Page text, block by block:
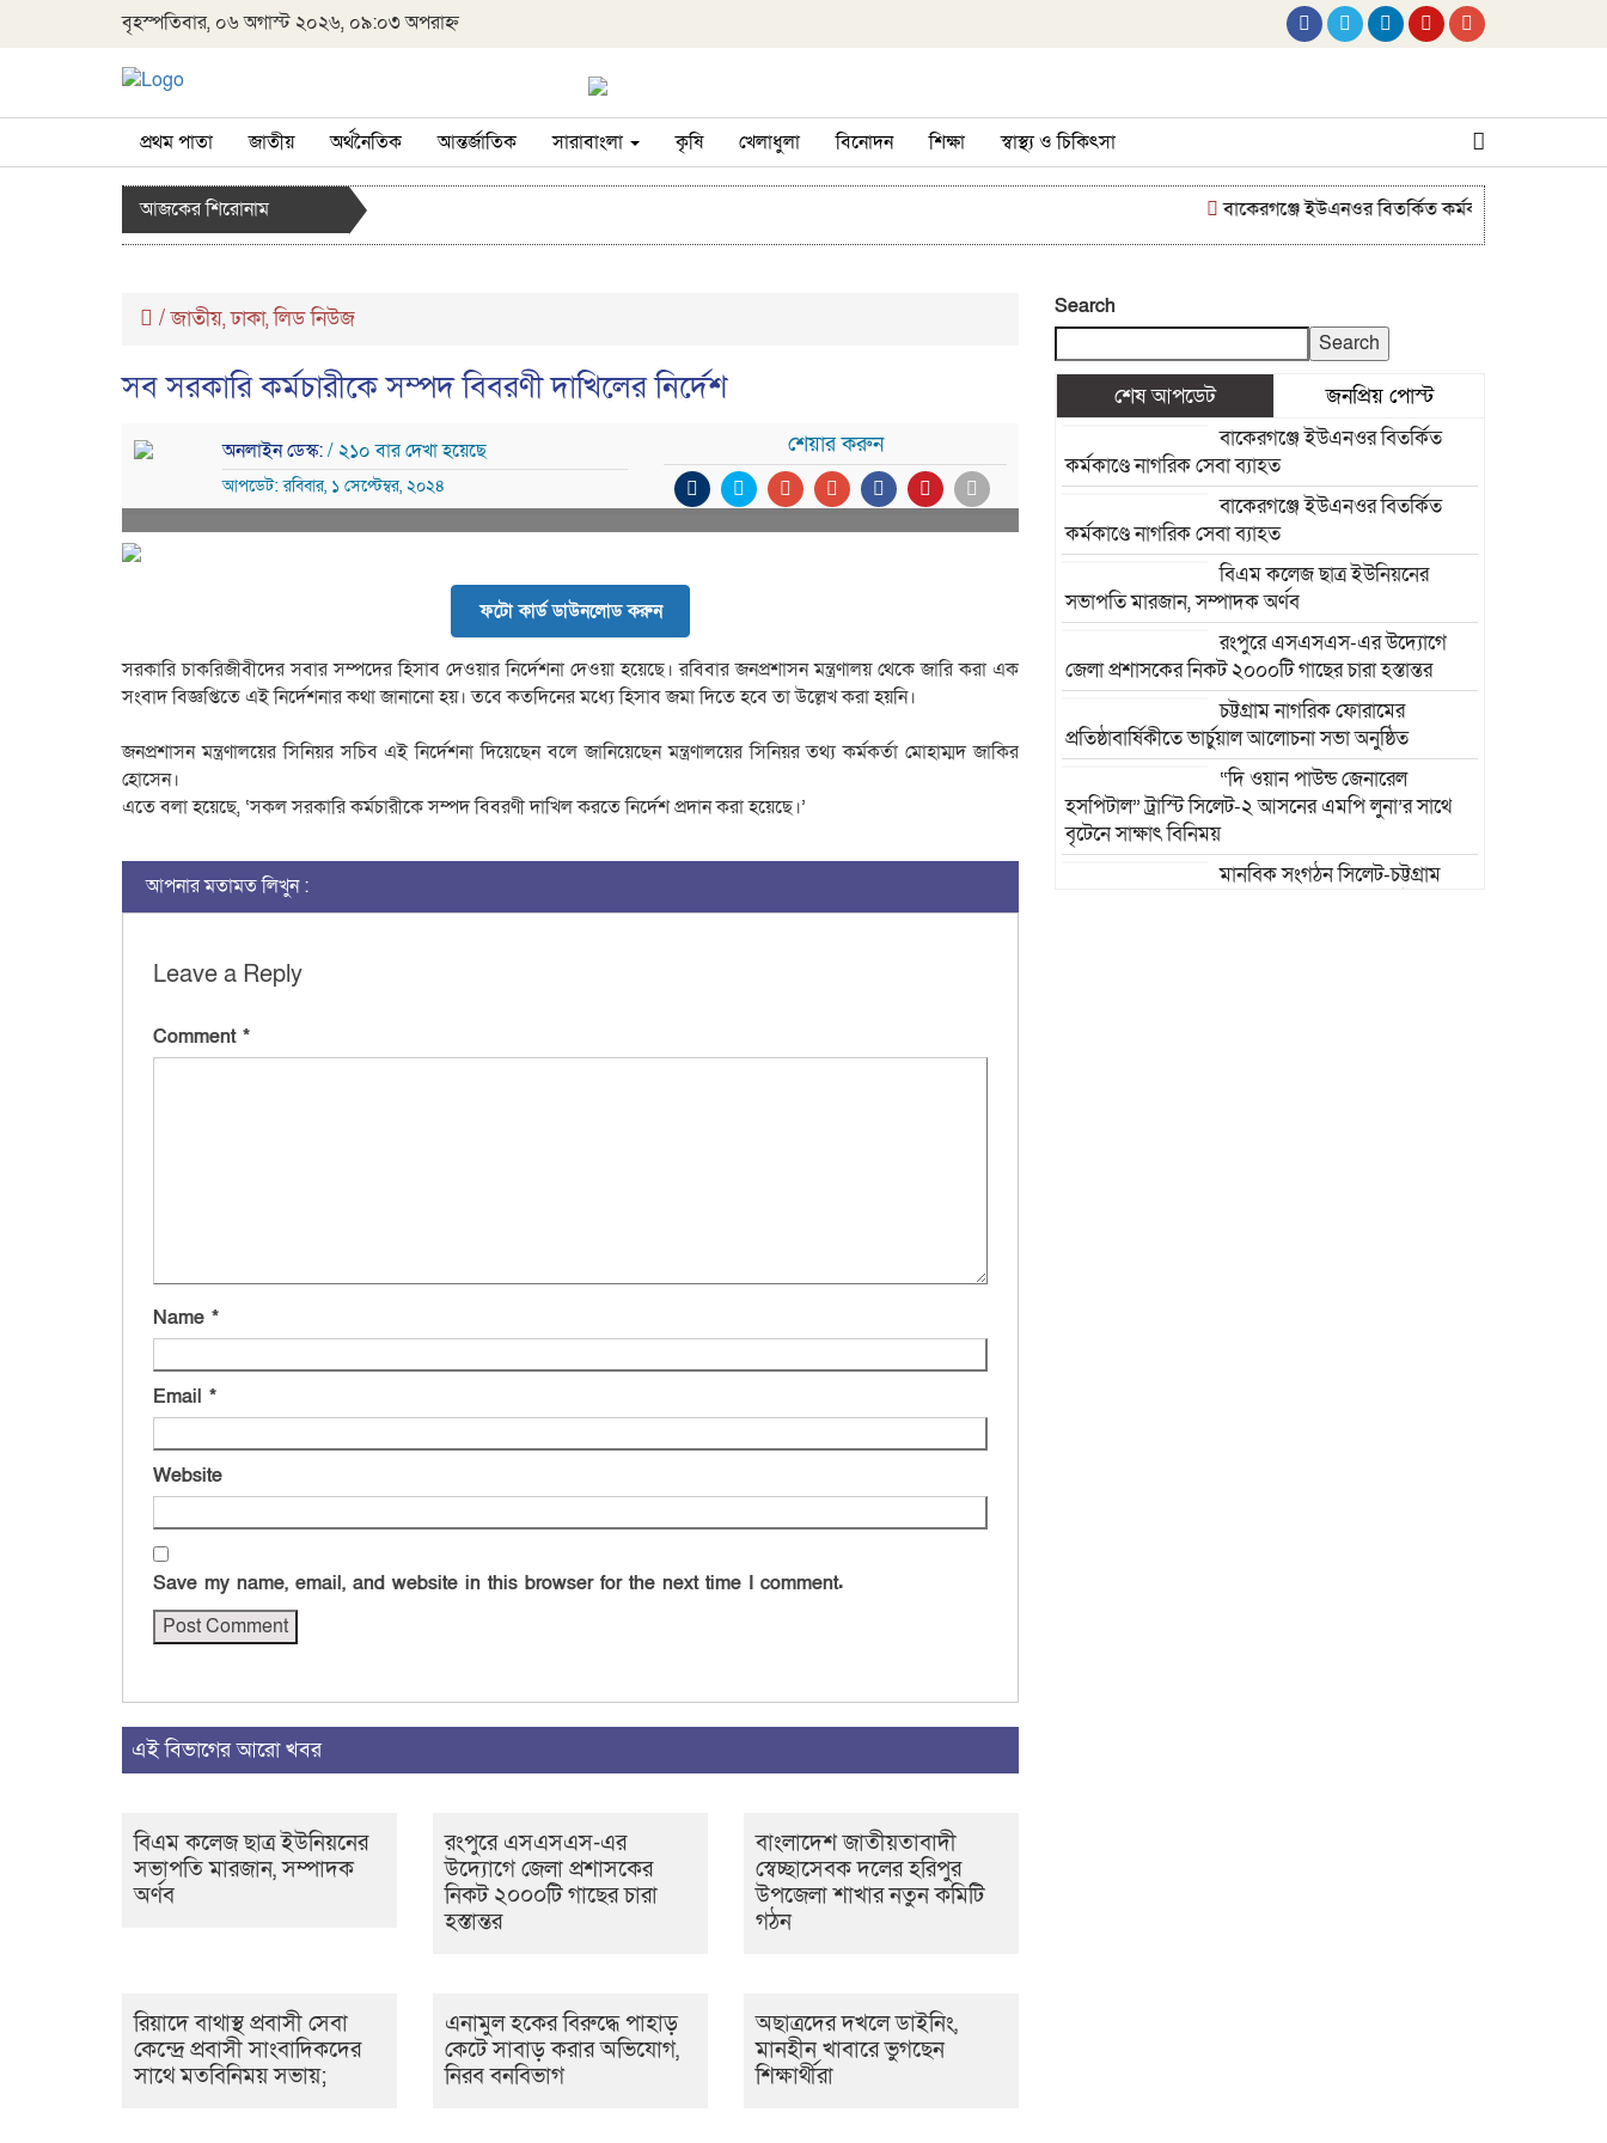
বৃহস্পতিবার, ০৬ অগাস্ট ২০২৬, ০৯:০৩ অপরাহ্ন
প্রথম পাতা জাতীয় অর্থনৈতিক আন্তর্জাতিক সারাবাংলা কৃষি খেলাধুলা বিনোদন শিক্ষা স্বাস্থ্য ও চিকিৎসা
আজকের শিরোনাম বাকেরগঞ্জে ইউএনওর বিতর্কিত কর্মকাণ্ডে নাগরিক সেবা
/জাতীয়,ঢাকা,লিড নিউজ
সব সরকারি কর্মচারীকে সম্পদ বিবরণী দাখিলের নির্দেশ
অনলাইন ডেস্ক:/ ২১০ বার দেখা হয়েছে
আপডেট: রবিবার, ১ সেপ্টেম্বর, ২০২৪
শেয়ার করুন
ফটো কার্ড ডাউনলোড করুন
সরকারি চাকরিজীবীদের সবার সম্পদের হিসাব দেওয়ার নির্দেশনা দেওয়া হয়েছে। রবিবার জনপ্রশাসন মন্ত্রণালয় থেকে জারি করা এক
সংবাদ বিজ্ঞপ্তিতে এই নির্দেশনার কথা জানানো হয়। তবে কতদিনের মধ্যে হিসাব জমা দিতে হবে তা উল্লেখ করা হয়নি।
জনপ্রশাসন মন্ত্রণালয়ের সিনিয়র সচিব এই নির্দেশনা দিয়েছেন বলে জানিয়েছেন মন্ত্রণালয়ের সিনিয়র তথ্য কর্মকর্তা মোহাম্মদ জাকির
হোসেন।
এতে বলা হয়েছে, ‘সকল সরকারি কর্মচারীকে সম্পদ বিবরণী দাখিল করতে নির্দেশ প্রদান করা হয়েছে।’
আপনার মতামত লিখুন :
Leave a Reply
Comment *
Name *
Email *
Website
Save my name, email, and website in this browser for the next time I comment.
এই বিভাগের আরো খবর
বিএম কলেজ ছাত্র ইউনিয়নের
সভাপতি মারজান, সম্পাদক
অর্ণব
রংপুরে এসএসএস-এর
উদ্যোগে জেলা প্রশাসকের
নিকট ২০০০টি গাছের চারা
হস্তান্তর
বাংলাদেশ জাতীয়তাবাদী
স্বেচ্ছাসেবক দলের হরিপুর
উপজেলা শাখার নতুন কমিটি
গঠন
রিয়াদে বাথাস্থ প্রবাসী সেবা
কেন্দ্রে প্রবাসী সাংবাদিকদের
সাথে মতবিনিময় সভায়;
এনামুল হকের বিরুদ্ধে পাহাড়
কেটে সাবাড় করার অভিযোগ,
নিরব বনবিভাগ
অছাত্রদের দখলে ডাইনিং,
মানহীন খাবারে ভুগছেন
শিক্ষার্থীরা
Search
Search
শেষ আপডেট জনপ্রিয় পোস্ট
বাকেরগঞ্জে ইউএনওর বিতর্কিত
কর্মকাণ্ডে নাগরিক সেবা ব্যাহত
বাকেরগঞ্জে ইউএনওর বিতর্কিত
কর্মকাণ্ডে নাগরিক সেবা ব্যাহত
বিএম কলেজ ছাত্র ইউনিয়নের
সভাপতি মারজান, সম্পাদক অর্ণব
রংপুরে এসএসএস-এর উদ্যোগে
জেলা প্রশাসকের নিকট ২০০০টি গাছের চারা হস্তান্তর
চট্টগ্রাম নাগরিক ফোরামের
প্রতিষ্ঠাবার্ষিকীতে ভার্চুয়াল আলোচনা সভা অনুষ্ঠিত
“দি ওয়ান পাউন্ড জেনারেল
হসপিটাল” ট্রাস্টি সিলেট-২ আসনের এমপি লুনা’র সা‌থে
বৃটেনে সাক্ষাৎ বিনিময়
মানবিক সংগঠন সিলেট-চট্টগ্রাম